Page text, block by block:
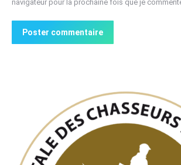
navigateur pour la prochaine fois que je
Poster commentaire